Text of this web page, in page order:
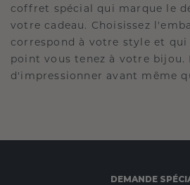
coffret spécial qui marque le
votre cadeau. Choisissez
correspond à votre style et
point vous tenez à votre bijou.
d'impressionner avant même
DEMANDE